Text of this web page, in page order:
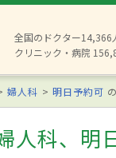
全国のドクター14,366
クリニック・病院
婦人科 明日予約可
人科、明